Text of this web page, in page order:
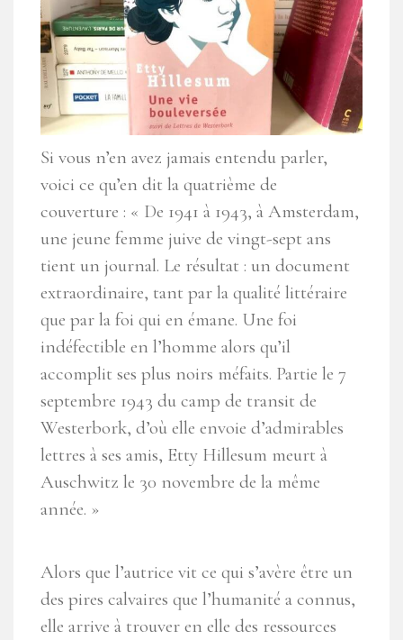
Si vous n’en avez jamais entendu parler,
voici ce qu’en dit la quatrième de
couverture : « De 1941 à 1943, à Amsterdam,
une jeune femme juive de vingt-sept ans
tient un journal. Le résultat : un document
extraordinaire, tant par la qualité littéraire
que par la foi qui en émane. Une foi
indéfectible en l’homme alors qu’il
accomplit ses plus noirs méfaits. Partie le 7
septembre 1943 du camp de transit de
Westerbork, d’où elle envoie d’admirables
lettres à ses amis, Etty Hillesum meurt à
Auschwitz le 30 novembre de la même
année. »
Alors que l’autrice vit ce qui s’avère être un
des pires calvaires que l’humanité a connus,
elle arrive à trouver en elle des ressources